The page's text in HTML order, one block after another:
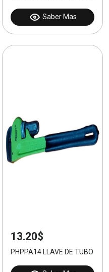
Saber Mas
13.20$
PHPPA14 LLAVE DE TUBO 14"